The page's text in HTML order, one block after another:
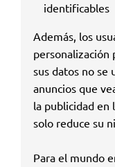
identificables
Además, los
personalización
sus datos no se
anuncios que
la publicidad en
solo reduce su
Para el mundo